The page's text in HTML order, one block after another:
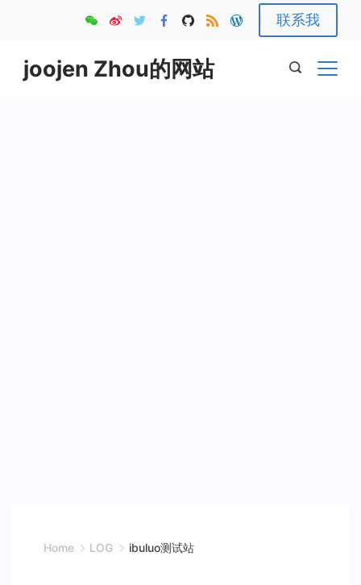
content
联系我
joojen Zhou的网站
Home LOG ibuluo测试站